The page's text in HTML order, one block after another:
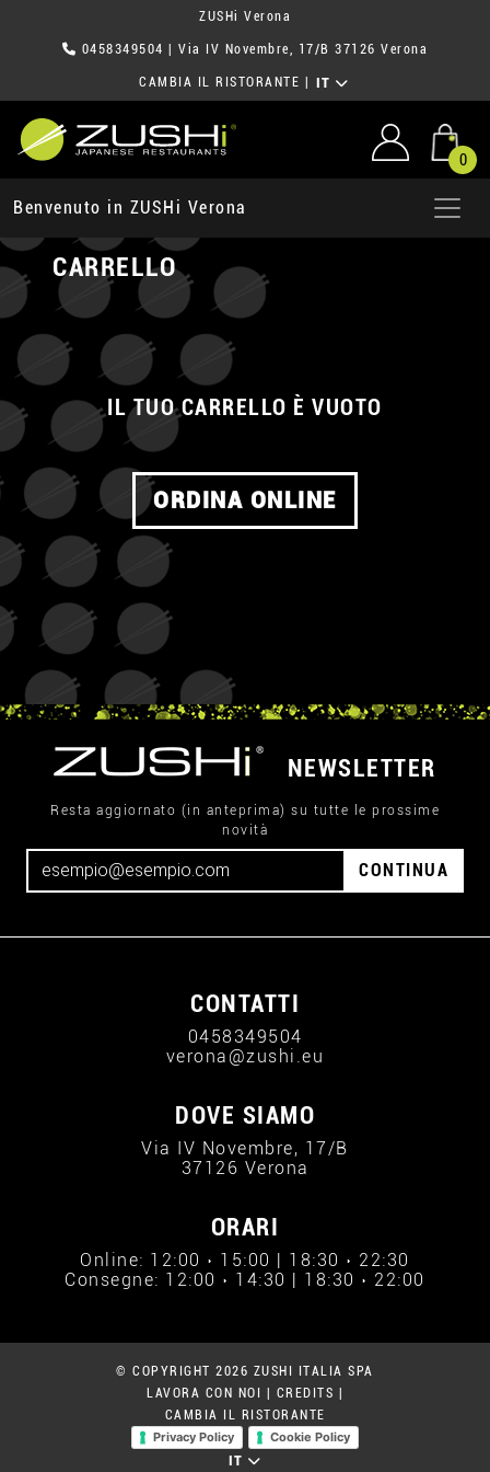
ZUSHi Verona
0458349504 | Via IV Novembre, 17/B 37126 Verona
CAMBIA IL RISTORANTE IT
0
Benvenuto in ZUSHi Verona
CARRELLO
IL TUO CARRELLO È VUOTO
ORDINA ONLINE
NEWSLETTER
Resta aggiornato (in anteprima) su tutte le prossime
novità
CONTINUA
CONTATTI
0458349504
verona@zushi.eu
DOVE SIAMO
Via IV Novembre, 17/B
37126 Verona
ORARI
Online: 12:00 › 15:00 | 18:30 › 22:30
Consegne: 12:00 › 14:30 | 18:30 › 22:00
© COPYRIGHT 2026 ZUSHI ITALIA SPA
LAVORA CON NOI
CREDITS
CAMBIA IL RISTORANTE
Privacy Policy
Cookie Policy
IT